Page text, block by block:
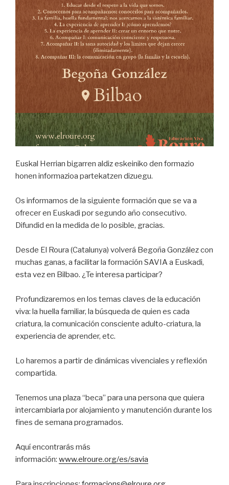
Euskal Herrian bigarren aldiz eskeiniko den formazio
honen informazioa partekatzen dizuegu.
Os informamos de la siguiente formación que se va a
ofrecer en Euskadi por segundo año consecutivo.
Difundid en la medida de lo posible, gracias.
Desde El Roura (Catalunya) volverá Begoña González con
muchas ganas, a facilitar la formación SAVIA a Euskadi,
esta vez en Bilbao. ¿Te interesa participar?
Profundizaremos en los temas claves de la educación
viva: la huella familiar, la búsqueda de quien es cada
criatura, la comunicación consciente adulto-criatura, la
experiencia de aprender, etc.
Lo haremos a partir de dinámicas vivenciales y reflexión
compartida.
Tenemos una plaza “beca” para una persona que quiera
intercambiarla por alojamiento y manutención durante los
fines de semana programados.
Aquí encontrarás más
información: www.elroure.org/es/savia